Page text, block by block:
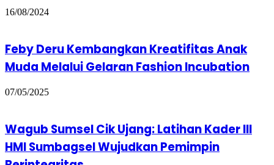
16/08/2024
Feby Deru Kembangkan Kreatifitas Anak
Muda Melalui Gelaran Fashion Incubation
07/05/2025
Wagub Sumsel Cik Ujang: Latihan Kader III
HMI Sumbagsel Wujudkan Pemimpin